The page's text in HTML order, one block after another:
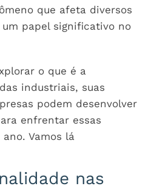
que afeta diversos
papel significativo no
o que é a
industriais, suas
podem desenvolver
enfrentar essas
Vamos lá
nas